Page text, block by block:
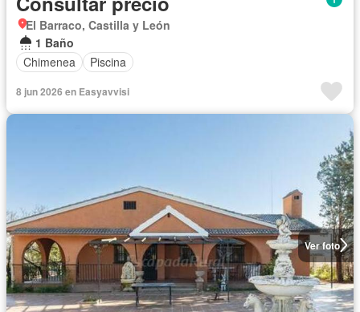
El Barraco, Castilla y León
1 Baño
Chimenea
Piscina
8 jun 2026 en Easyavvisi
Ver foto